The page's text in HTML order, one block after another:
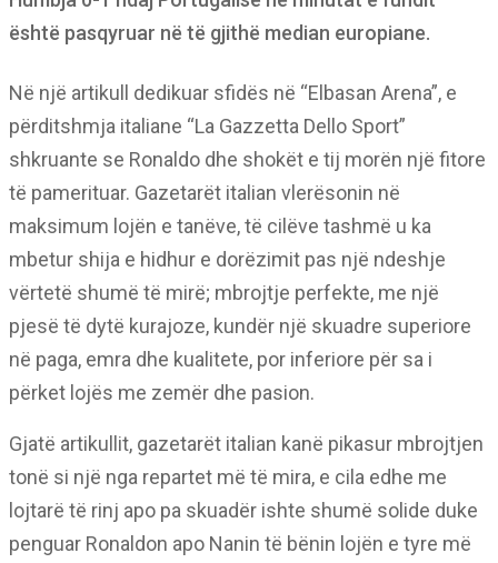
është pasqyruar në të gjithë median europiane.
Në një artikull dedikuar sfidës në “Elbasan Arena”, e
përditshmja italiane “La Gazzetta Dello Sport”
shkruante se Ronaldo dhe shokët e tij morën një fitore
të pamerituar. Gazetarët italian vlerësonin në
maksimum lojën e tanëve, të cilëve tashmë u ka
mbetur shija e hidhur e dorëzimit pas një ndeshje
vërtetë shumë të mirë; mbrojtje perfekte, me një
pjesë të dytë kurajoze, kundër një skuadre superiore
në paga, emra dhe kualitete, por inferiore për sa i
përket lojës me zemër dhe pasion.
Gjatë artikullit, gazetarët italian kanë pikasur mbrojtjen
tonë si një nga repartet më të mira, e cila edhe me
lojtarë të rinj apo pa skuadër ishte shumë solide duke
penguar Ronaldon apo Nanin të bënin lojën e tyre më